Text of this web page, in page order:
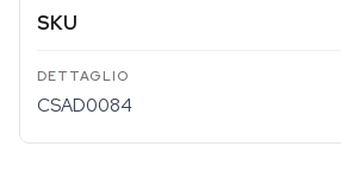
SKU
CSAD0084